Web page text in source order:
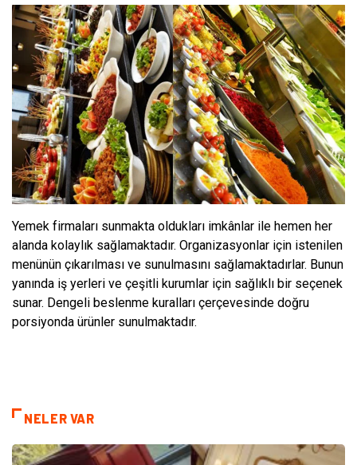
Yemek firmaları sunmakta oldukları imkânlar ile hemen her
alanda kolaylık sağlamaktadır. Organizasyonlar için istenilen
menünün çıkarılması ve sunulmasını sağlamaktadırlar. Bunun
yanında iş yerleri ve çeşitli kurumlar için sağlıklı bir seçenek
sunar. Dengeli beslenme kuralları çerçevesinde doğru
porsiyonda ürünler sunulmaktadır.
NELER VAR